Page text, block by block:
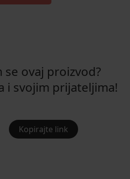
se ovaj proizvod?
i svojim prijateljima!
Kopirajte link